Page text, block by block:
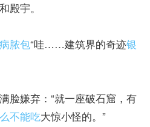
殿宇。
脓包“哇……建筑界的奇迹银
脸嫌弃：“就一座破石窟，有
不能吃大惊小怪的。”